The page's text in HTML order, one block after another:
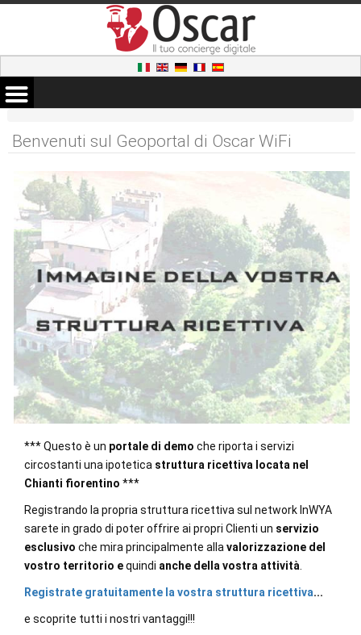
Benvenuti sul Geoportal di Oscar WiFi
*** Questo è un portale di demo che riporta i servizi
circostanti una ipotetica struttura ricettiva locata nel
Chianti fiorentino ***
Registrando la propria struttura ricettiva sul network InWYA
sarete in grado di poter offrire ai propri Clienti un servizio
esclusivo che mira principalmente alla valorizzazione del
vostro territorio equindi anche della vostra attività
Registrate gratuitamente la vostra struttura ricettiva...
e scoprite tutti i nostri vantaggi!!!